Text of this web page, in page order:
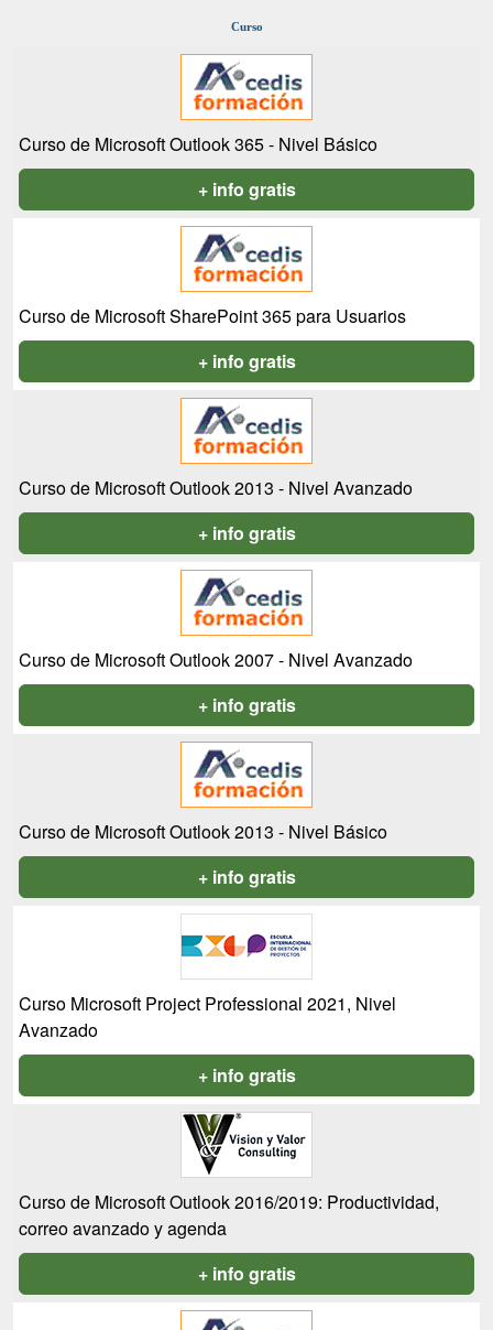
Curso
Curso de Microsoft Outlook 365 - Nivel Básico
+ info gratis
Curso de Microsoft SharePoint 365 para Usuarios
+ info gratis
Curso de Microsoft Outlook 2013 - Nivel Avanzado
+ info gratis
Curso de Microsoft Outlook 2007 - Nivel Avanzado
+ info gratis
Curso de Microsoft Outlook 2013 - Nivel Básico
+ info gratis
Curso Microsoft Project Professional 2021, Nivel
Avanzado
+ info gratis
Curso de Microsoft Outlook 2016/2019: Productividad,
correo avanzado y agenda
+ info gratis